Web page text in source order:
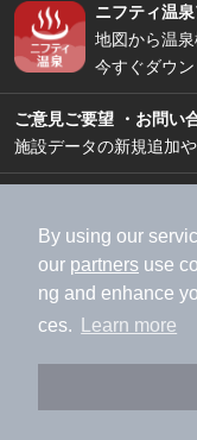
By using our
our partners use
ng and enhance
ces.
Learn more
ニフティ温泉
地図から温
今すぐダウン
ご意見ご要望 ・お問い
施設データの新規追加
加盟店募集
利用規約
特定商取引法
運営会社